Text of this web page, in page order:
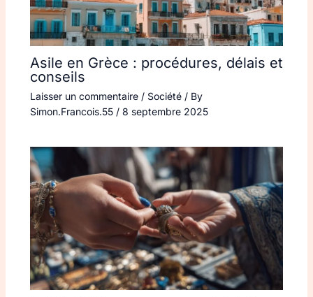
Asile en Grèce : procédures, délais et
conseils
Laisser un commentaire / Société/ By
Simon.Francois.55 / 8 septembre 2025